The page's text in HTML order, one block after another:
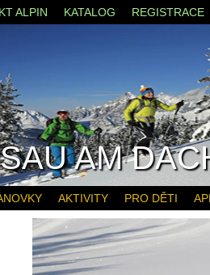
ALPIN KATALOG REGISTRACE
AKTIVITY PRO DĚTI
AM